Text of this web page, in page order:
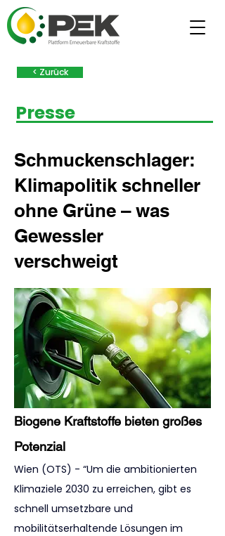
< Zurück
Presse
Schmuckenschlager:
Klimapolitik schneller
ohne Grüne – was
Gewessler
verschweigt
Biogene Kraftstoffe bieten großes
Potenzial
Wien (OTS) - “Um die ambitionierten
Klimaziele 2030 zu erreichen, gibt es
schnell umsetzbare und
mobilitätserhaltende Lösungen im